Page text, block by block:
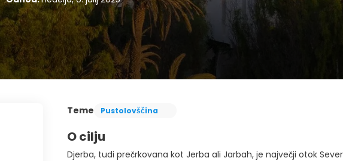
Teme Pustolovščina
O cilju
Djerba, tudi prečrkovana kot Jerba ali Jarbah, je največji otok